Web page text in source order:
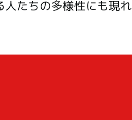
人たちの多様性にも現れ